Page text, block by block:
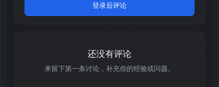
登录后评论
还没有评论
来留下第一条讨论，补充你的经验或问题。